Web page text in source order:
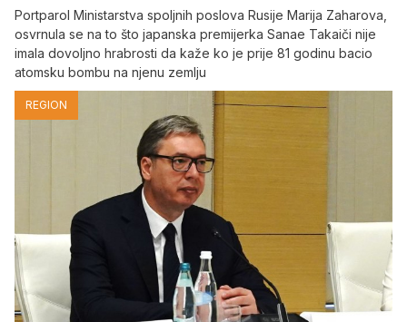
Portparol Ministarstva spoljnih poslova Rusije Marija Zaharova,
osvrnula se na to što japanska premijerka Sanae Takaiči nije
imala dovoljno hrabrosti da kaže ko je prije 81 godinu bacio
atomsku bombu na njenu zemlju
REGION